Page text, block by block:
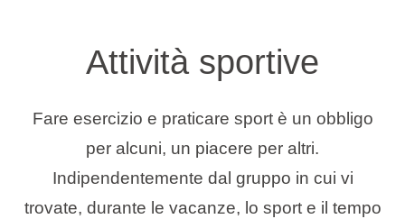
Blog
Attività sportive
Fare esercizio e praticare sport è un obbligo
per alcuni, un piacere per altri.
Indipendentemente dal gruppo in cui vi
trovate, durante le vacanze, lo sport e il tempo